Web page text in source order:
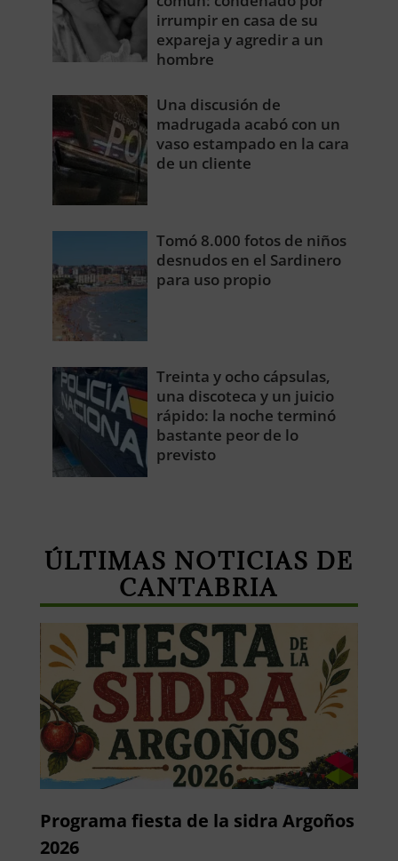
irrumpir en casa de su
expareja y agredir a un
hombre
Una discusión de
madrugada acabó con un
vaso estampado en la cara
de un cliente
Tomó 8.000 fotos de niños
desnudos en el Sardinero
para uso propio
Treinta y ocho cápsulas,
una discoteca y un juicio
rápido: la noche terminó
bastante peor de lo
previsto
ÚLTIMAS NOTICIAS DE
CANTABRIA
Programa fiesta de la sidra Argoños
2026